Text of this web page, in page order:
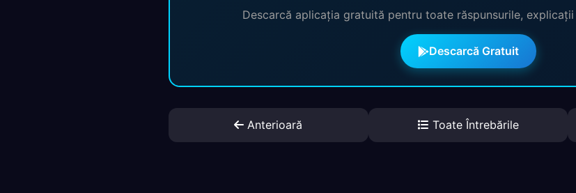
Descarcă aplicația gratuită pentru toate răspunsurile,
Descarcă Gratuit
Anterioară Toate Întrebările